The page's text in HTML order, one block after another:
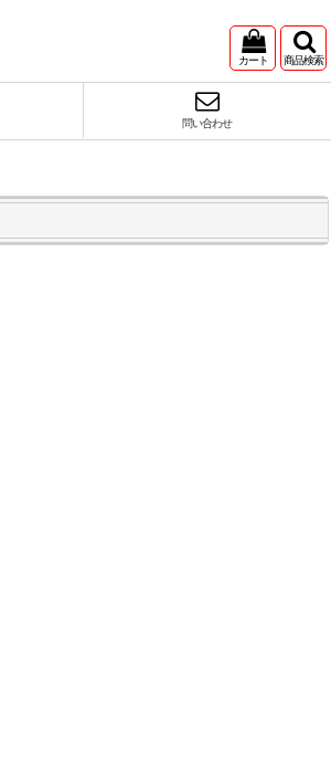
カート 商品検索
問い合わせ